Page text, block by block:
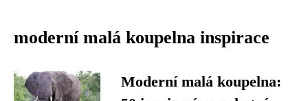
moderní malá koupelna inspirace
Moderní malá koupelna: